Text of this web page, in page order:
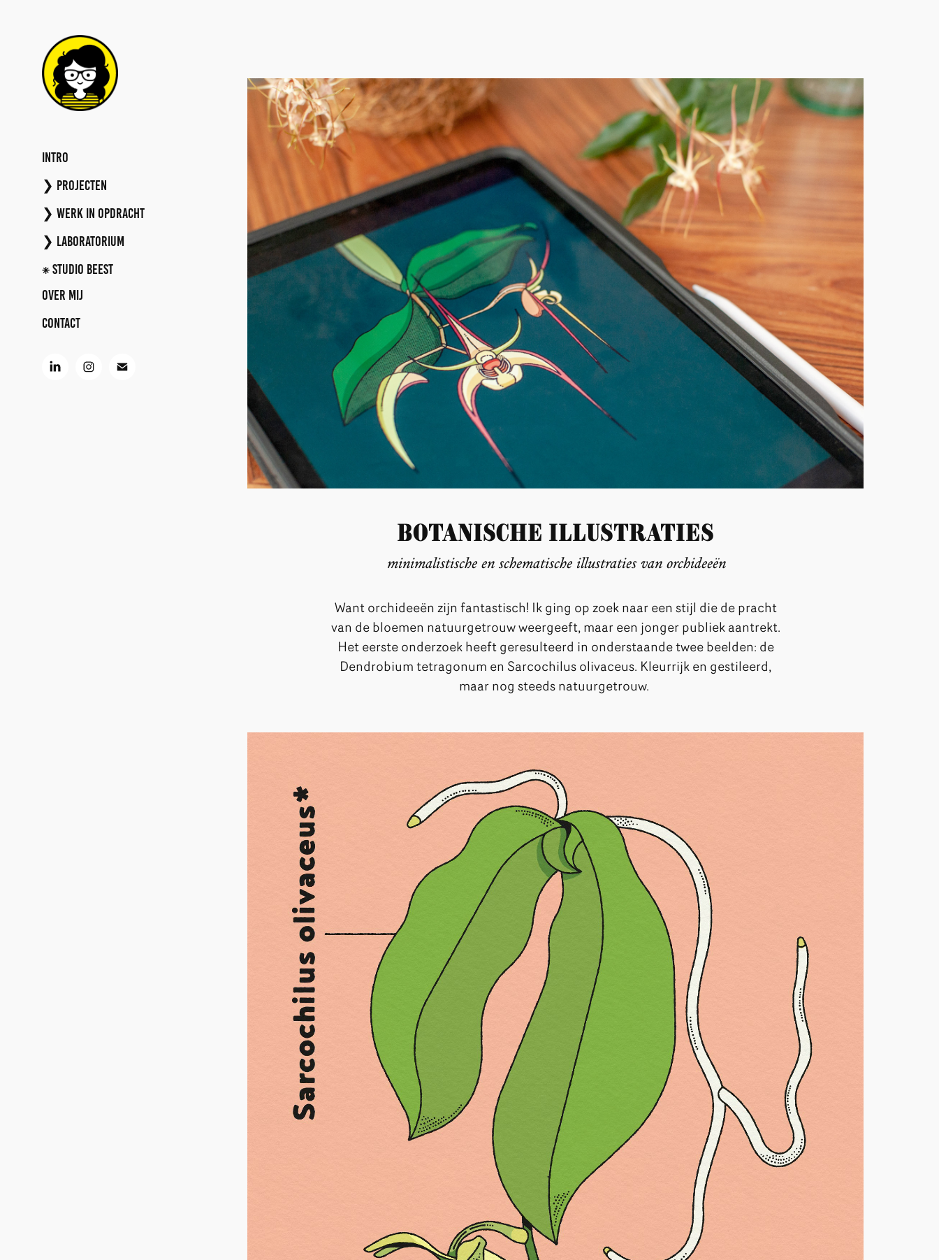
INTRO
❯ PROJECTEN
❯ WERK IN OPDRACHT
❯ LABORATORIUM
⁕ Studio BEEST
Over mij
CONTACT
Botanische illustraties
minimalistische en schematische illustraties van orchideeën
Want orchideeën zijn fantastisch! Ik ging op zoek naar een stijl die de pracht
van de bloemen natuurgetrouw weergeeft, maar een jonger publiek aantrekt.
Het eerste onderzoek heeft geresulteerd in onderstaande twee beelden: de
Dendrobium tetragonum en Sarcochilus olivaceus. Kleurrijk en gestileerd,
maar nog steeds natuurgetrouw.